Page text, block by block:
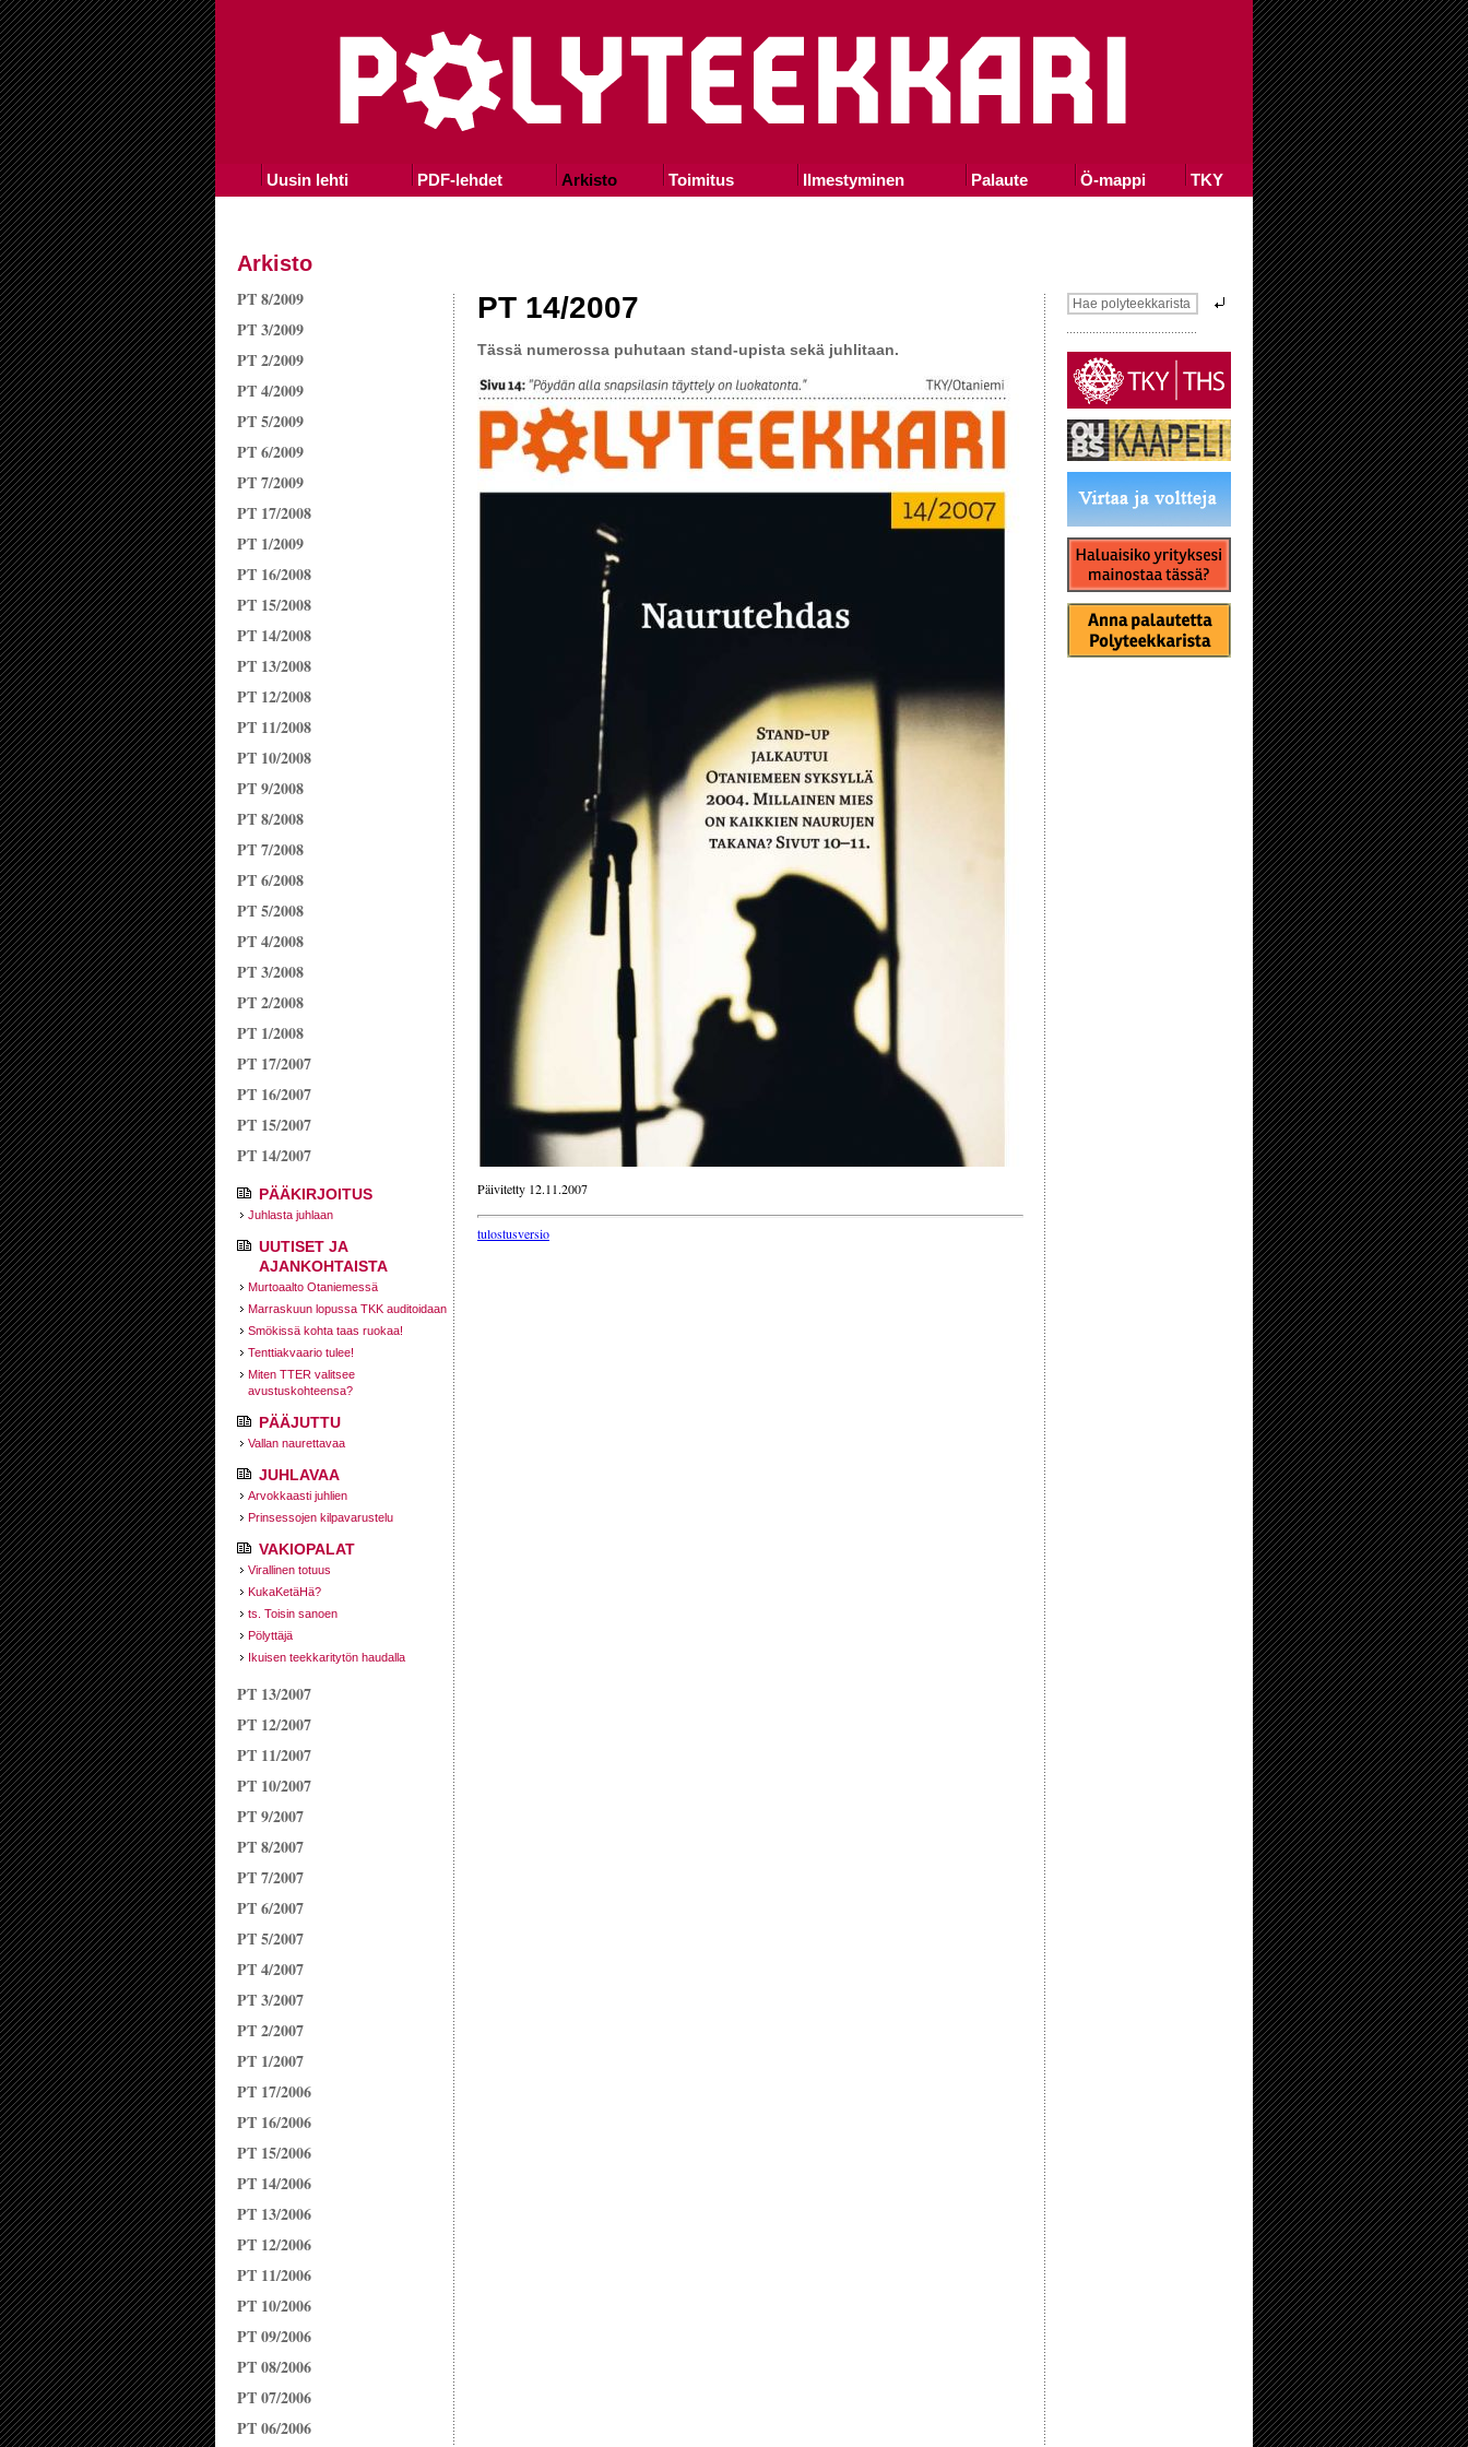
Uusin lehti PDF-lehdet Arkisto Toimitus Ilmestyminen Palaute Ö-mappi TKY
Arkisto
PT 8/2009
PT 3/2009
PT 2/2009
PT 4/2009
PT 5/2009
PT 6/2009
PT 7/2009
PT 17/2008
PT 1/2009
PT 16/2008
PT 15/2008
PT 14/2008
PT 13/2008
PT 12/2008
PT 11/2008
PT 10/2008
PT 9/2008
PT 8/2008
PT 7/2008
PT 6/2008
PT 5/2008
PT 4/2008
PT 3/2008
PT 2/2008
PT 1/2008
PT 17/2007
PT 16/2007
PT 15/2007
PT 14/2007
PÄÄKIRJOITUS
Juhlasta juhlaan
UUTISET JA
AJANKOHTAISTA
Murtoaalto Otaniemessä
Marraskuun lopussa TKK auditoidaan
Smökissä kohta taas ruokaa!
Tenttiakvaario tulee!
Miten TTER valitsee
avustuskohteensa?
PÄÄJUTTU
Vallan naurettavaa
JUHLAVAA
Arvokkaasti juhlien
Prinsessojen kilpavarustelu
VAKIOPALAT
Virallinen totuus
KukaKetäHä?
ts. Toisin sanoen
Pölyttäjä
Ikuisen teekkaritytön haudalla
PT 13/2007
PT 12/2007
PT 11/2007
PT 10/2007
PT 9/2007
PT 8/2007
PT 7/2007
PT 6/2007
PT 5/2007
PT 4/2007
PT 3/2007
PT 2/2007
PT 1/2007
PT 17/2006
PT 16/2006
PT 15/2006
PT 14/2006
PT 13/2006
PT 12/2006
PT 11/2006
PT 10/2006
PT 09/2006
PT 08/2006
PT 07/2006
PT 06/2006
PT 14/2007
Tässä numerossa puhutaan stand-upista sekä juhlitaan.
Päivitetty 12.11.2007
tulostusversio